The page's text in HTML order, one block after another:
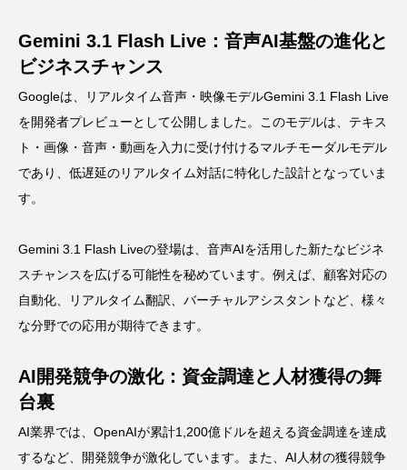
Gemini 3.1 Flash Live：音声AI基盤の進化と
ビジネスチャンス
Googleは、リアルタイム音声・映像モデルGemini 3.1 Flash Live
を開発者プレビューとして公開しました。このモデルは、テキス
ト・画像・音声・動画を入力に受け付けるマルチモーダルモデル
であり、低遅延のリアルタイム対話に特化した設計となっていま
す。
Gemini 3.1 Flash Liveの登場は、音声AIを活用した新たなビジネ
スチャンスを広げる可能性を秘めています。例えば、顧客対応の
自動化、リアルタイム翻訳、バーチャルアシスタントなど、様々
な分野での応用が期待できます。
AI開発競争の激化：資金調達と人材獲得の舞
台裏
AI業界では、OpenAIが累計1,200億ドルを超える資金調達を達成
するなど、開発競争が激化しています。また、AI人材の獲得競争